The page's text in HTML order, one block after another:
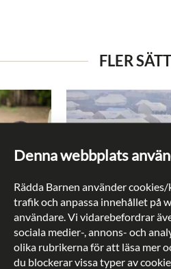
Denna webbplats
Rädda Barnen använder
trafik och anpassa innehållet på
användare. Vi vidarebefordrar
sociala medier-, annons- och
olika rubrikerna för att läsa mer
du blockerar vissa typer av
FLER
Läs våra